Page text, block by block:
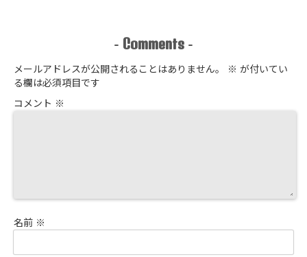
- Comments -
メールアドレスが公開されることはありません。 ※ が付いてい
る欄は必須項目です
コメント ※
名前 ※